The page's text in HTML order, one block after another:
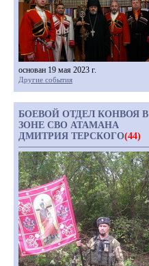
основан 19 мая 2023 г.
Другие события
БОЕВОЙ ОТДЕЛ КОНВОЯ В
ЗОНЕ СВО АТАМАНА
ДМИТРИЯ ТЕРСКОГО(44)